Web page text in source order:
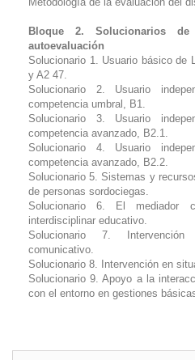
Bloque 2. Solucionarios
autoevaluación
Solucionario 1. Usuario básico de
y A2 47.
Solucionario 2. Usuario
competencia umbral, B1.
Solucionario 3. Usuario
competencia avanzado, B2.1.
Solucionario 4. Usuario
competencia avanzado, B2.2.
Solucionario 5. Sistemas y
de personas sordociegas.
Solucionario 6. El mediador
interdisciplinar educativo.
Solucionario 7.
comunicativo.
Solucionario 8. Intervención en
Solucionario 9. Apoyo a la
con el entorno en gestiones